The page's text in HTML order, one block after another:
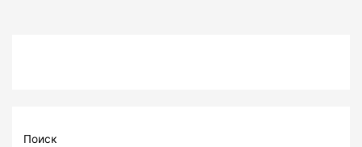
Поиск